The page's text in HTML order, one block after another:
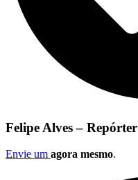
Felipe Alves – Repórter
Envie um agora mesmo.